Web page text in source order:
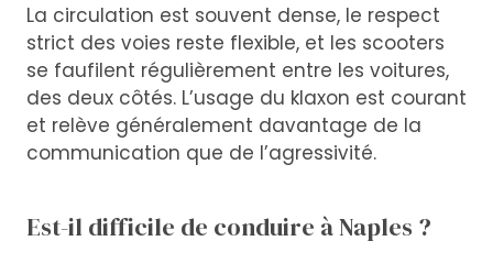
La circulation est souvent dense, le respect
strict des voies reste flexible, et les scooters
se faufilent régulièrement entre les voitures,
des deux côtés. L’usage du klaxon est courant
et relève généralement davantage de la
communication que de l’agressivité.
Est-il difficile de conduire à Naples ?